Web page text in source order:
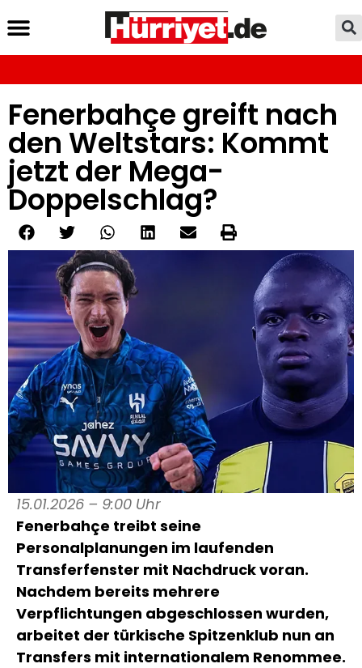
Fenerbahçe greift nach
den Weltstars: Kommt
jetzt der Mega-
Doppelschlag?
15.01.2026 – 9:00 Uhr
Fenerbahçe treibt seine
Personalplanungen im laufenden
Transferfenster mit Nachdruck voran.
Nachdem bereits mehrere
Verpflichtungen abgeschlossen wurden,
arbeitet der türkische Spitzenklub nun an
Transfers mit internationalem Renommee.